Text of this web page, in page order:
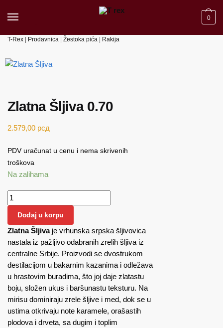
0
T-Rex Prodavnica Žestoka pića Rakija
Zlatna Šljiva 0.70
2.579,00 рсд
PDV uračunat u cenu i nema skrivenih
troškova
Na zalihama
Zlatna Šljiva 0.70 količina
Dodaj u korpu
Zlatna Šljivaje vrhunska srpska šljivovica
nastala iz pažljivo odabranih zrelih šljiva iz
centralne Srbije. Proizvodi se dvostrukom
destilacijom u bakarnim kazanima i odležava
u hrastovim buradima, što joj daje zlatastu
boju, složen ukus i baršunastu teksturu. Na
mirisu dominiraju zrele šljive i med, dok se u
ustima otkrivaju note karamele, orašastih
plodova i drveta, sa dugim i toplim